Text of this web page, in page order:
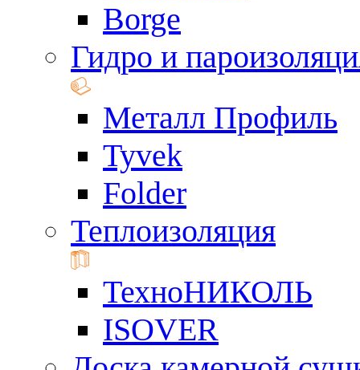
Borge
Гидро и
Металл Профиль
Tyvek
Folder
Теплоизоляция
ТехноНИКОЛЬ
ISOVER